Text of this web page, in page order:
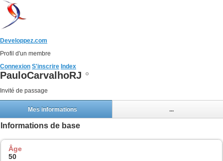
Developpez.com
Profil d'un membre
Connexion S'inscrire Index
PauloCarvalhoRJ
Invité de passage
Mes informations ...
Informations de base
Âge
50